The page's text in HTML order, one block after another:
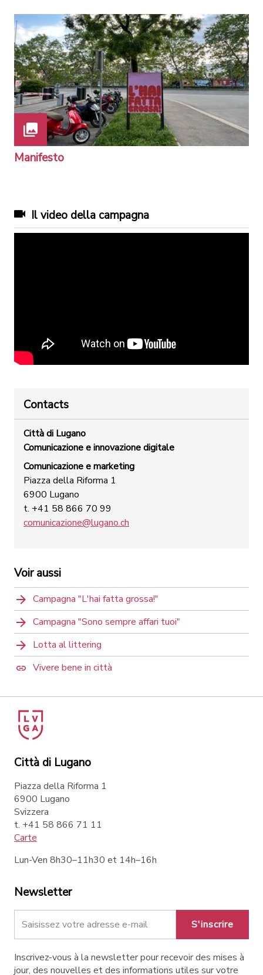
Manifesto
Il video della campagna
Contacts
Città di Lugano
Comunicazione e innovazione digitale
Comunicazione e marketing
Piazza della Riforma 1
6900 Lugano
t. +41 58 866 70 99
comunicazione@lugano.ch
Voir aussi
Campagna "L'hai fatta grossa!"
Campagna "Sono sempre affari tuoi"
Lotta al littering
Vivere bene in città
Città di Lugano
Piazza della Riforma 1
6900 Lugano
Svizzera
t. +41 58 866 71 11
Carte
Lun-Ven 8h30–11h30 et 14h–16h
Newsletter
S'inscrire
Inscrivez-vous à la newsletter pour recevoir des mises à
jour, des nouvelles et des informations utiles sur votre